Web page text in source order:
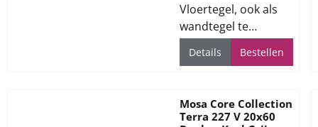
Vloertegel, ook als
wandtegel te
gebruiken, voor alle
ruimtes
Details Bestellen
Mosa Core Collection
Terra 227 V 20x60